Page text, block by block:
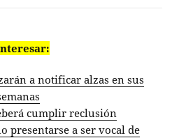
a notificar alzas en sus
cumplir reclusión
presentarse a ser vocal de